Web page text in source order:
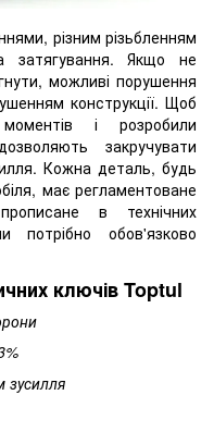
різним різьбленням
затягування. Якщо не
можливі порушення
конструкції. Щоб
і розробили
закручувати
Кожна деталь, будь
має регламентоване
в технічних
потрібно обов'язково
ключів Toptul
зусилля